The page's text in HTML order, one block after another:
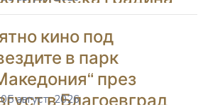
кино под
в парк
през
в Благоевград
05 август, 2026